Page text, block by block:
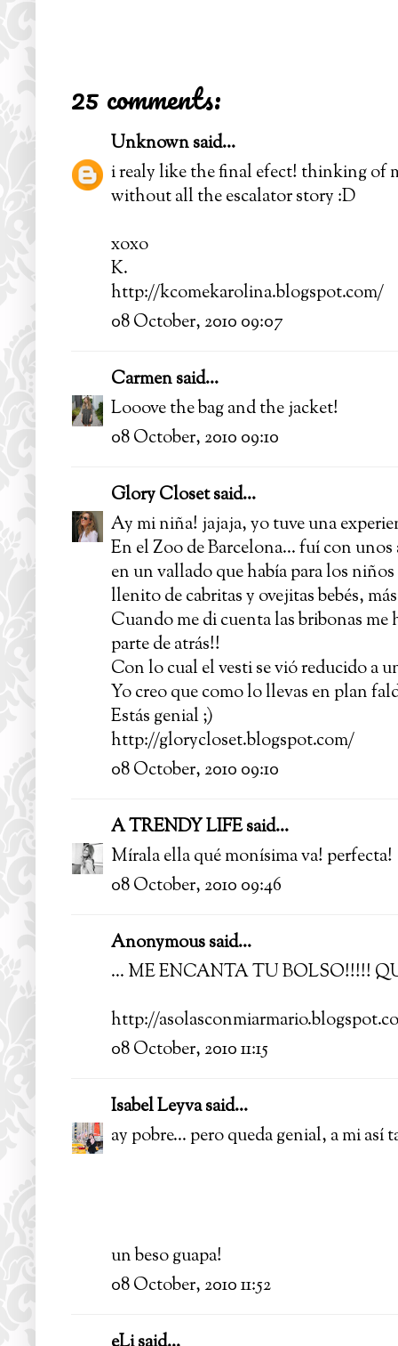
25 comments:
Unknownsaid...
i realy like the final efect! thinking of
without all the escalator story :D
xoxo
K.
http://kcomekarolina.blogspot.com/
08 October, 2010 09:07
Carmensaid...
Looove the bag and the jacket!
08 October, 2010 09:10
Glory Closetsaid...
Ay mi niña! jajaja, yo tuve una
En el Zoo de Barcelona... fuí con
en un vallado que había para los
llenito de cabritas y ovejitas bebés,
Cuando me di cuenta las bribonas
parte de atrás!!
Con lo cual el vesti se vió reducido a
Yo creo que como lo llevas en plan
Estás genial ;)
http://glorycloset.blogspot.com/
08 October, 2010 09:10
A TRENDY LIFEsaid...
Mírala ella qué monísima va! perfecta!
08 October, 2010 09:46
Anonymous said...
... ME ENCANTA TU BOLSO!!!!!
http://
08 October, 2010 11:15
Isabel Leyvasaid...
ay pobre... pero queda genial, a mi así
un beso guapa!
08 October, 2010 11:52